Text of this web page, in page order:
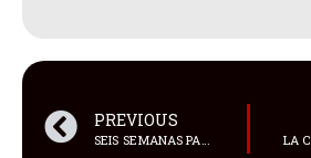
PREVIOUS